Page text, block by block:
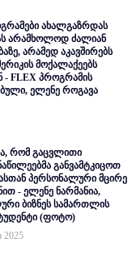
ახალგაზრდას
არამხოლოდ ძალიან
არამედ აკავშირებს
მოქალაქეებს
FLEX პროგრამის
ელენე როგავა
რომ გაცვლითი
განვამტკიცოთ
პერსონალური მცირე
- ელენე ნარმანია,
ბიზნეს სამართლის
(ფოტო)